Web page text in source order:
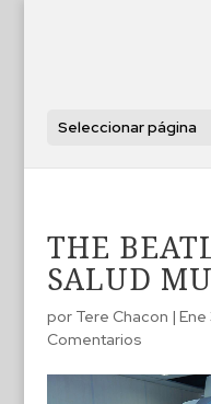
Seleccionar página
THE
SALUD
por Tere Chacon |
Comentarios